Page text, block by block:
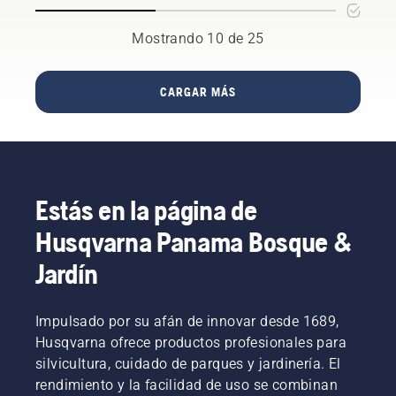
esta
recopilado
algunos
consejos
arrancar
motosierra
Husqvarna
estás en
cuando
el tapón
y gíralo
con la
si es
necesario.
el
y el tipo
adecuado.
mejores
Mostrando 10 de 25
CARGAR MÁS
Estás en la página de
Husqvarna Panama Bosque &
Jardín
Impulsado por su afán de innovar desde 1689,
Husqvarna ofrece productos profesionales para
silvicultura, cuidado de parques y jardinería. El
rendimiento y la facilidad de uso se combinan